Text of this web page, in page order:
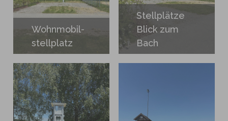
Wohnmobil-
stellplatz
Stellplätze
Blick zum
Bach